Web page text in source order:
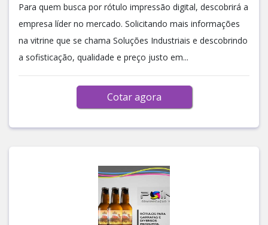
Para quem busca por rótulo impressão digital, descobrirá a
empresa líder no mercado. Solicitando mais informações
na vitrine que se chama Soluções Industriais e descobrindo
a sofisticação, qualidade e preço justo em...
Cotar agora